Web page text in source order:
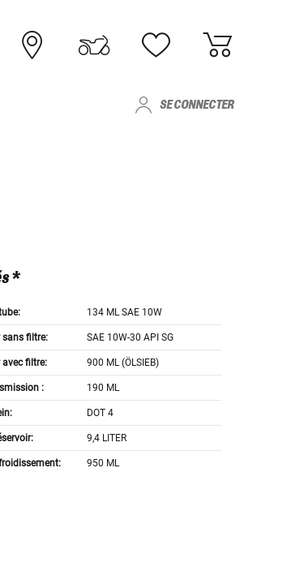
SE CONNECTER
*
134 ML SAE 10W
sans filtre: SAE 10W-30 API SG
avec filtre: 900 ML (ÖLSIEB)
: 190 ML
DOT 4
9,4 LITER
950 ML